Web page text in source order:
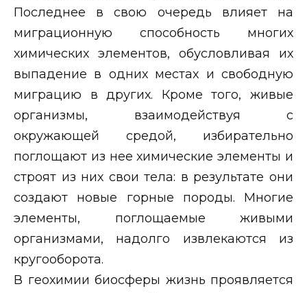
Последнее в свою очередь влияет на
миграционную способность многих
химических элементов, обусловливая их
выпадение в одних местах и свободную
миграцию в других. Кроме того, живые
организмы, взаимодействуя с
окружающей средой, избирательно
поглощают из нее химические элементы и
строят из них свои тела: в результате они
создают новые горные породы. Многие
элементы, поглощаемые живыми
организмами, надолго извлекаются из
кругооборота.
В геохимии биосферы жизнь проявляется